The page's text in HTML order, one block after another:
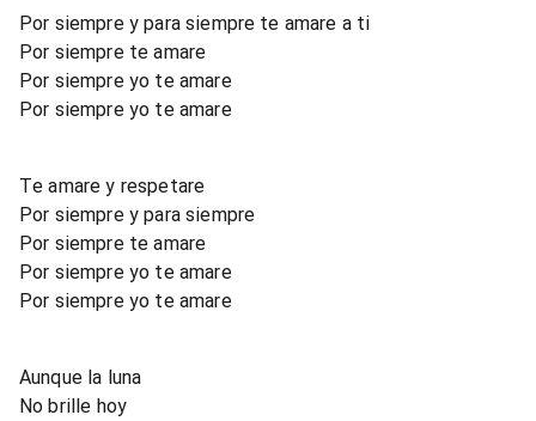
Por siempre y para siempre te amare a ti
Por siempre te amare
Por siempre yo te amare
Por siempre yo te amare
Te amare y respetare
Por siempre y para siempre
Por siempre te amare
Por siempre yo te amare
Por siempre yo te amare
Aunque la luna
No brille hoy